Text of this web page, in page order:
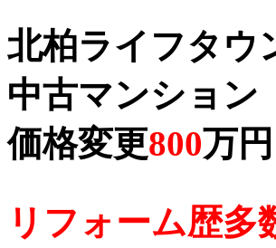
北柏ライフタウ
中古マンション
価格変更800万円
リフォーム歴多